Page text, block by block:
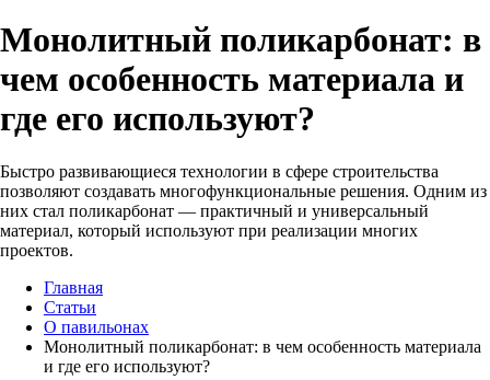
Монолитный поликарбонат: в
чем особенность материала и
где его используют?
Быстро развивающиеся технологии в сфере строительства
позволяют создавать многофункциональные решения. Одним из
них стал поликарбонат — практичный и универсальный
материал, который используют при реализации многих
проектов.
Главная
Статьи
О павильонах
Монолитный поликарбонат: в чем особенность материала
и где его используют?